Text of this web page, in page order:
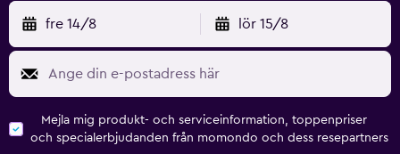
fre 14/8 lör 15/8
Mejla mig produkt- och serviceinformation, toppenpriser
och specialerbjudanden från momondo och dess resepartners